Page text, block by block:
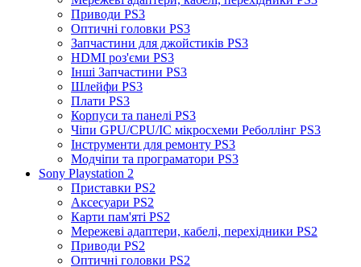
Приводи PS3
Оптичні головки PS3
Запчастини для джойстиків PS3
HDMI роз'єми PS3
Інші Запчастини PS3
Шлейфи PS3
Плати PS3
Корпуси та панелі PS3
Чіпи GPU/CPU/IC мікросхеми Реболлінг PS3
Інструменти для ремонту PS3
Модчіпи та програматори PS3
Sony Playstation 2
Приставки PS2
Аксесуари PS2
Карти пам'яті PS2
Мережеві адаптери, кабелі, перехідники PS2
Приводи PS2
Оптичні головки PS2